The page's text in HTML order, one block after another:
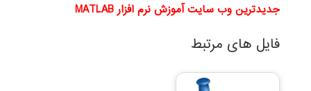
جدیدترین وب سایت آموزش نرم افزار MATLAB
فایل های مرتبط